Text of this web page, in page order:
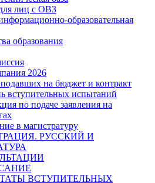
лиц с ОВЗ
образовательная
образования
2026
на бюджет и контракт
вступительных испытаний
по подаче заявления на
в магистратуру
РУССКИЙ И
ВСТУПИТЕЛЬНЫХ